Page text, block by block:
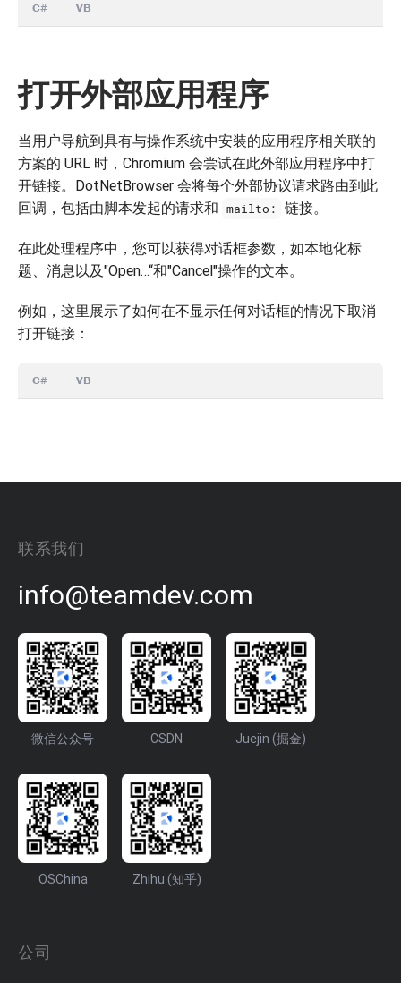
C# VB
打开外部应用程序
当用户导航到具有与操作系统中安装的应用程序相关联的
方案的 URL 时，Chromium 会尝试在此外部应用程序中打
开链接。DotNetBrowser 会将每个外部协议请求路由到此
回调，包括由脚本发起的请求和 mailto: 链接。
在此处理程序中，您可以获得对话框参数，如本地化标
题、消息以及"Open…“和"Cancel"操作的文本。
例如，这里展示了如何在不显示任何对话框的情况下取消
打开链接：
C# VB
联系我们
info@teamdev.com
微信公众号 CSDN Juejin (掘金)
OSChina Zhihu (知乎)
公司